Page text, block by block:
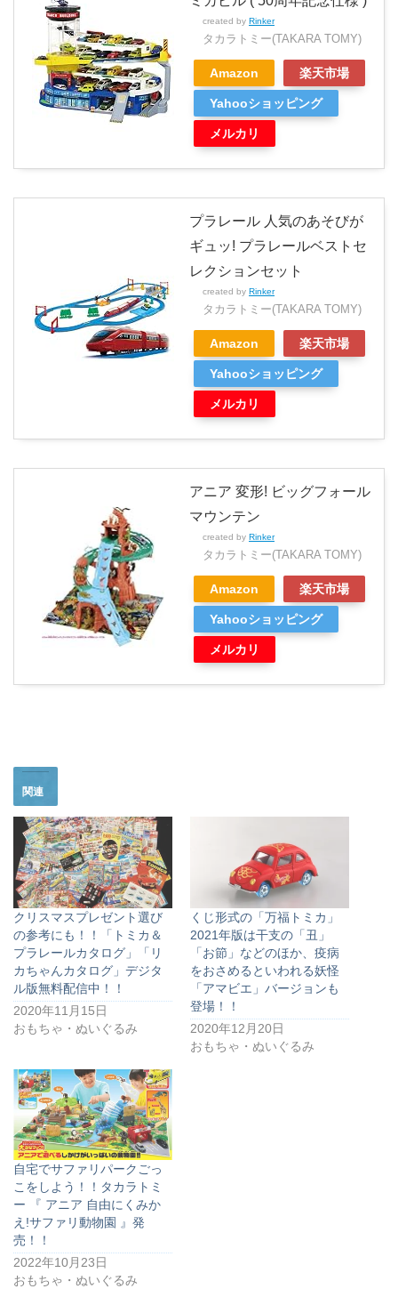
created by Rinker
タカラトミー(TAKARA TOMY)
Amazon 楽天市場
Yahooショッピング
メルカリ
プラレール 人気のあそびが
ギュッ! プラレールベストセ
レクションセット
created by Rinker
タカラトミー(TAKARA TOMY)
Amazon 楽天市場
Yahooショッピング
メルカリ
アニア 変形! ビッグフォール
マウンテン
created by Rinker
タカラトミー(TAKARA TOMY)
Amazon 楽天市場
Yahooショッピング
メルカリ
関連
クリスマスプレゼント選び
の参考にも！！「トミカ＆
プラレールカタログ」「リ
カちゃんカタログ」デジタ
ル版無料配信中！！
2020年11月15日
おもちゃ・ぬいぐるみ
くじ形式の「万福トミカ」
2021年版は干支の「丑」
「お節」などのほか、疫病
をおさめるといわれる妖怪
「アマビエ」バージョンも
登場！！
2020年12月20日
おもちゃ・ぬいぐるみ
自宅でサファリパークごっ
こをしよう！！タカラトミ
ー 『 アニア 自由にくみか
え!サファリ動物園 』発
売！！
2022年10月23日
おもちゃ・ぬいぐるみ